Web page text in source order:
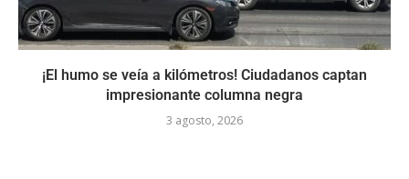
¡El humo se veía a kilómetros! Ciudadanos captan
impresionante columna negra
3 agosto, 2026